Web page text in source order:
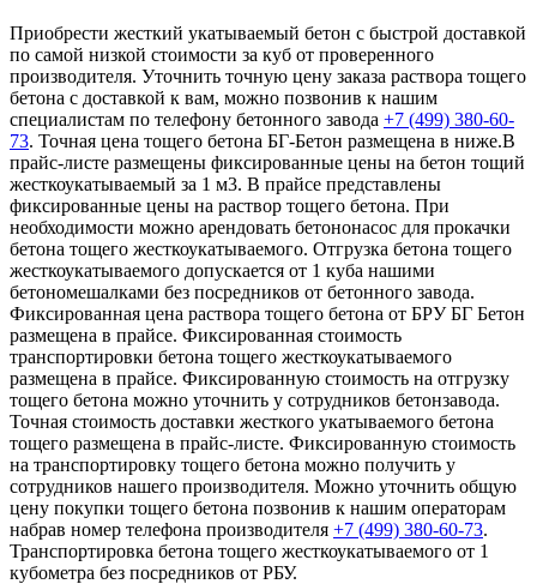
Приобрести жесткий укатываемый бетон с быстрой доставкой
по самой низкой стоимости за куб от проверенного
производителя. Уточнить точную цену заказа раствора тощего
бетона с доставкой к вам, можно позвонив к нашим
специалистам по телефону бетонного завода +7 (499) 380-60-
73. Точная цена тощего бетона БГ-Бетон размещена в ниже.В
прайс-листе размещены фиксированные цены на бетон тощий
жесткоукатываемый за 1 м3. В прайсе представлены
фиксированные цены на раствор тощего бетона. При
необходимости можно арендовать бетононасос для прокачки
бетона тощего жесткоукатываемого. Отгрузка бетона тощего
жесткоукатываемого допускается от 1 куба нашими
бетономешалками без посредников от бетонного завода.
Фиксированная цена раствора тощего бетона от БРУ БГ Бетон
размещена в прайсе. Фиксированная стоимость
транспортировки бетона тощего жесткоукатываемого
размещена в прайсе. Фиксированную стоимость на отгрузку
тощего бетона можно уточнить у сотрудников бетонзавода.
Точная стоимость доставки жесткого укатываемого бетона
тощего размещена в прайс-листе. Фиксированную стоимость
на транспортировку тощего бетона можно получить у
сотрудников нашего производителя. Можно уточнить общую
цену покупки тощего бетона позвонив к нашим операторам
набрав номер телефона производителя +7 (499) 380-60-73.
Транспортировка бетона тощего жесткоукатываемого от 1
кубометра без посредников от РБУ.